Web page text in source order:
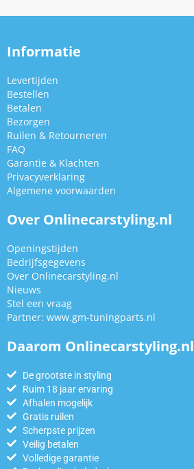
Informatie
Levertijden
Bestellen
Betalen
Bezorgen
Ruilen & Retourneren
FAQ
Garantie & Klachten
Privacyverklaring
Algemene voorwaarden
Over Onlinecarstyling.nl
Openingstijden
Bedrijfsgegevens
Over Onlinecarstyling.nl
Nieuws
Stel een vraag
Partner: www.gm-tuningparts.nl
Daarom Onlinecarstyling.nl
De grootste in styling
Ruim 18 jaar ervaring
Afhalen mogelijk
Gratis ruilen
Scherpste prijzen
Veilig betalen
Volledige garantie